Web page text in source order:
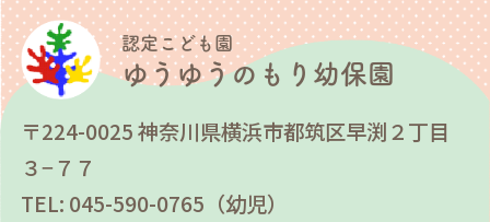
認定こども園
ゆうゆうのもり幼保園
〒224-0025 神奈川県横浜市都筑区早渕２丁目
３−７７
TEL: 045-590-0765（幼児）